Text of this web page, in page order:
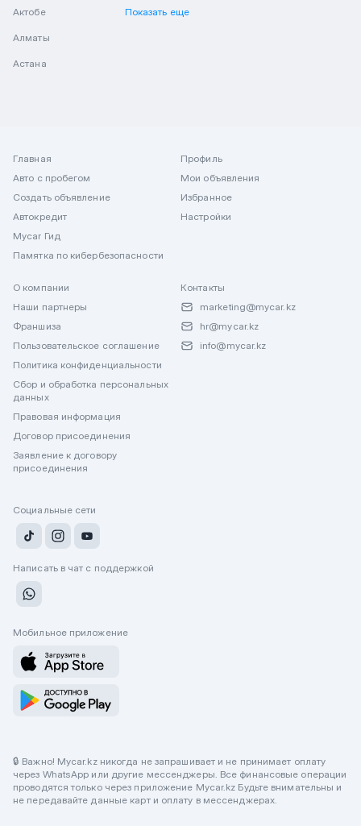
Актобе
Алматы
Астана
Показать еще
Главная
Авто с пробегом
Создать объявление
Автокредит
Mycar Гид
Памятка по кибербезопасности
Профиль
Мои объявления
Избранное
Настройки
О компании
Наши партнеры
Франшиза
Пользовательское соглашение
Политика конфиденциальности
Сбор и обработка персональных
данных
Правовая информация
Договор присоединения
Заявление к договору
присоединения
Контакты
marketing@mycar.kz
hr@mycar.kz
info@mycar.kz
Социальные сети
Написать в чат с поддержкой
Мобильное приложение
🔒 Важно! Mycar.kz никогда не запрашивает и не принимает оплату
через WhatsApp или другие мессенджеры. Все финансовые операции
проводятся только через приложение Mycar.kz Будьте внимательны и
не передавайте данные карт и оплату в мессенджерах.